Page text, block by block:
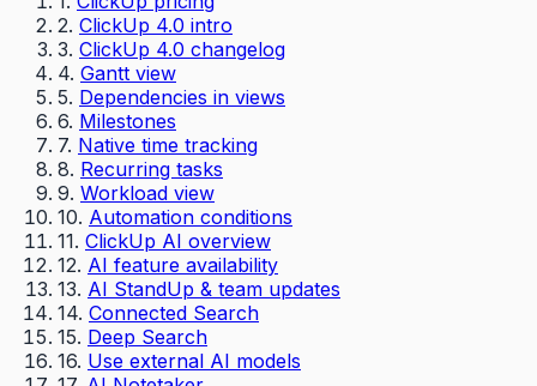
2. ClickUp 4.0 intro
3. ClickUp 4.0 changelog
4. Gantt view
5. Dependencies in views
6. Milestones
7. Native time tracking
8. Recurring tasks
9. Workload view
10. Automation conditions
11. ClickUp AI overview
12. AI feature availability
13. AI StandUp & team updates
14. Connected Search
15. Deep Search
16. Use external AI models